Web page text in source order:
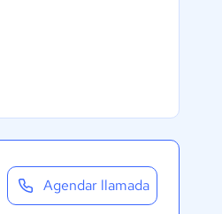
Agendar llamada